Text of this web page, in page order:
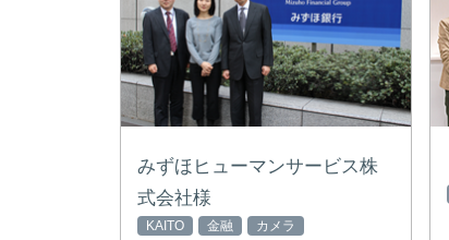
みずほヒューマンサービス株
式会社様
KAITO 金融 カメラ